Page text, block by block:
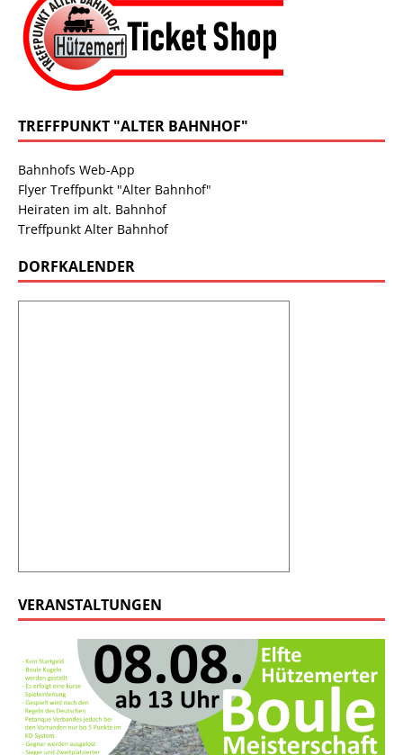
TREFFPUNKT "ALTER BAHNHOF"
Bahnhofs Web-App
Flyer Treffpunkt "Alter Bahnhof"
Heiraten im alt. Bahnhof
Treffpunkt Alter Bahnhof
DORFKALENDER
VERANSTALTUNGEN